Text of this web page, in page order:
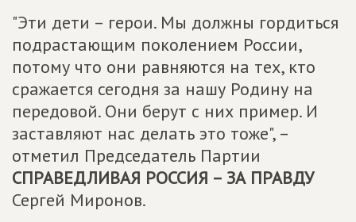
"Эти дети – герои. Мы должны гордиться
подрастающим поколением России,
потому что они равняются на тех, кто
сражается сегодня за нашу Родину на
передовой. Они берут с них пример. И
заставляют нас делать это тоже", –
отметил Председатель Партии
СПРАВЕДЛИВАЯ РОССИЯ – ЗА ПРАВДУ
Сергей Миронов.